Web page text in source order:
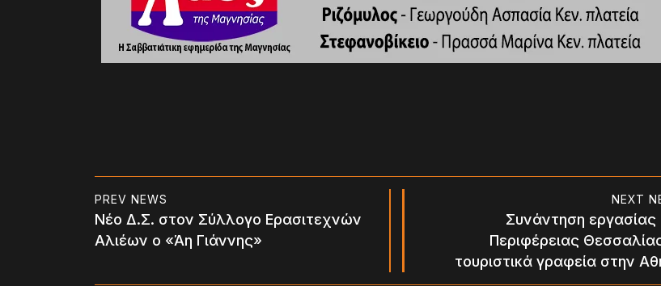
PREV NEWS
Νέο Δ.Σ. στον Σύλλογο Ερασιτεχνών
Αλιέων ο «Άη Γιάννης»
NEXT
Συνάντηση εργασίας
Περιφέρειας
τουριστικά γραφεία στην